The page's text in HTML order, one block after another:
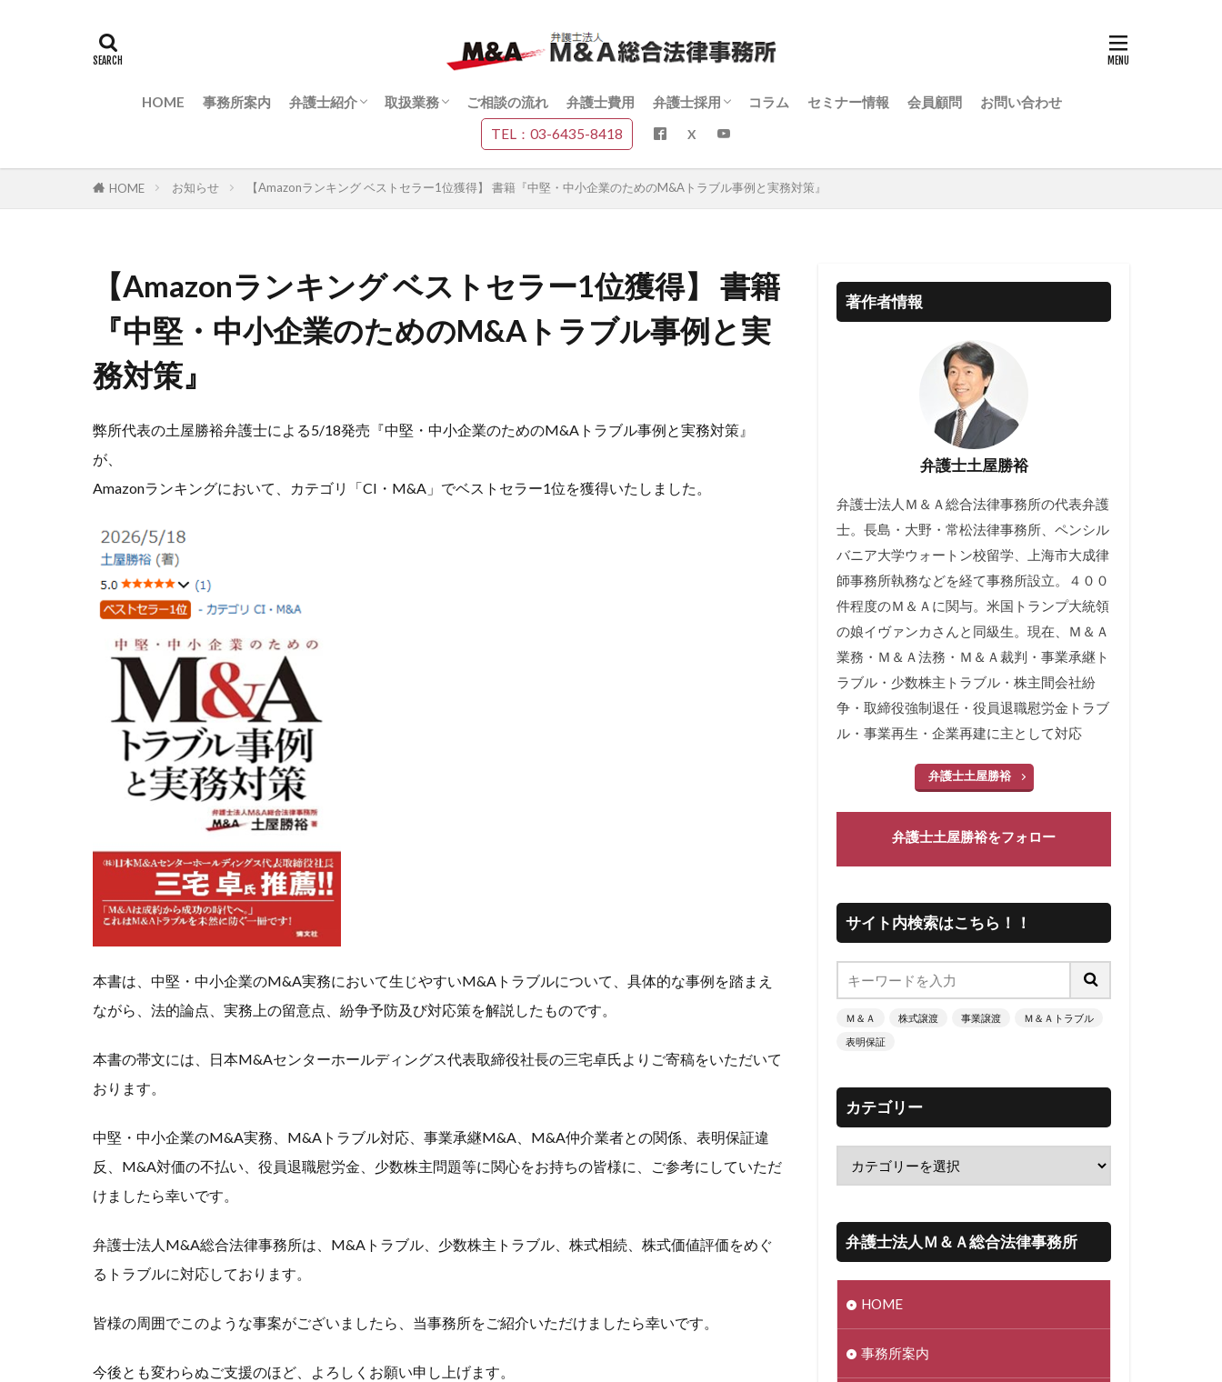
HOME 事務所案内 弁護士紹介 取扱業務
M&A契約書に関する総合案内
M&Aデューデリジェンスに関する総合案
内
M&Aトラブルに関する総合案内
非上場株式・少数株主問題に関する総合
案内
M&A・少数株主・裁判実務に関する動画
解説
ご相談の流れ 弁護士費用 弁護士採用
スタッフ採用
代表インタビュー
コラム セミナー情報 会員顧問
お問い合わせ
TEL：03-6435-8418
HOME お知らせ 【Amazonランキング ベストセラー1位獲得】 書籍『中堅・中小企業のためのM&Aトラブル事例と実務対策』
【Amazonランキング ベストセラー1位獲得】 書籍
『中堅・中小企業のためのM&Aトラブル事例と実
務対策』
弊所代表の土屋勝裕弁護士による5/18発売『中堅・中小企業のためのM&Aトラブル事例と実務対策』
が、
Amazonランキングにおいて、カテゴリ「CI・M&A」でベストセラー1位を獲得いたしました。
本書は、中堅・中小企業のM&A実務において生じやすいM&Aトラブルについて、具体的な事例を踏まえ
ながら、法的論点、実務上の留意点、紛争予防及び対応策を解説したものです。
本書の帯文には、日本M&Aセンターホールディングス代表取締役社長の三宅卓氏よりご寄稿をいただいて
おります。
中堅・中小企業のM&A実務、M&Aトラブル対応、事業承継M&A、M&A仲介業者との関係、表明保証違
反、M&A対価の不払い、役員退職慰労金、少数株主問題等に関心をお持ちの皆様に、ご参考にしていただ
けましたら幸いです。
弁護士法人M&A総合法律事務所は、M&Aトラブル、少数株主トラブル、株式相続、株式価値評価をめぐ
るトラブルに対応しております。
皆様の周囲でこのような事案がございましたら、当事務所をご紹介いただけましたら幸いです。
今後とも変わらぬご支援のほど、よろしくお願い申し上げます。
著作者情報
弁護士土屋勝裕
弁護士法人Ｍ＆Ａ総合法律事務所の代表弁護
士。長島・大野・常松法律事務所、ペンシル
バニア大学ウォートン校留学、上海市大成律
師事務所執務などを経て事務所設立。４００
件程度のＭ＆Ａに関与。米国トランプ大統領
の娘イヴァンカさんと同級生。現在、Ｍ＆Ａ
業務・Ｍ＆Ａ法務・Ｍ＆Ａ裁判・事業承継ト
ラブル・少数株主トラブル・株主間会社紛
争・取締役強制退任・役員退職慰労金トラブ
ル・事業再生・企業再建に主として対応
弁護士土屋勝裕
弁護士土屋勝裕をフォロー
サイト内検索はこちら！！
Ｍ＆Ａ 株式譲渡 事業譲渡
Ｍ＆Ａトラブル
表明保証
カテゴリー
弁護士法人Ｍ＆Ａ総合法律事務所
HOME
事務所案内